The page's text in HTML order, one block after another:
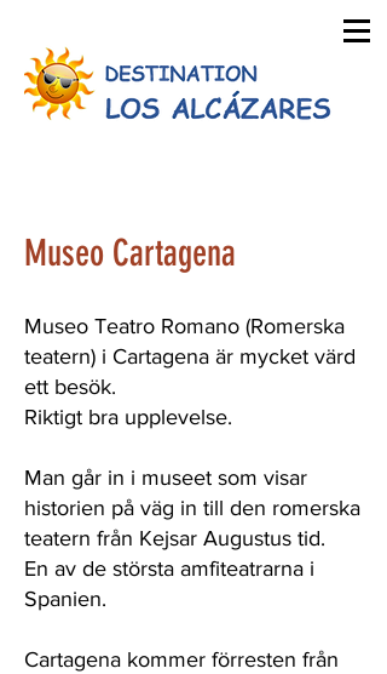
Museo Cartagena
Museo Teatro Romano (Romerska
teatern) i Cartagena är mycket värd
ett besök.
Riktigt bra upplevelse.
Man går in i museet som visar
historien på väg in till den romerska
teatern från Kejsar Augustus tid.
En av de största amfiteatrarna i
Spanien.
Cartagena kommer förresten från